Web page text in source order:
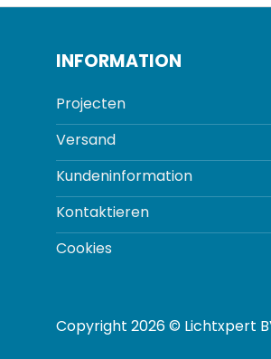
INFORMATION
Projecten
Versand
Kundeninformation
Kontaktieren
Cookies
Copyright 2026 © Lichtxpert